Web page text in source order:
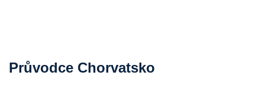
Průvodce Chorvatsko